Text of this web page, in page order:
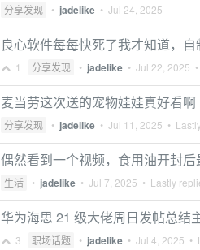
分享发现 • jadelike • Jul 24, 2025
良心软件每每快死了我才知道，
1 分享发现 • jadelike • Jul 22, 2025
麦当劳这次送的宠物娃娃真好看啊
分享发现 • jadelike • Jul 11, 2025 •
偶然看到一个视频，食用油开封
生活 • jadelike • Jul 7, 2025 • Lastly
华为海思 21 级大佬周日发帖总结
3 职场话题 • jadelike • Jul 4, 2025 •